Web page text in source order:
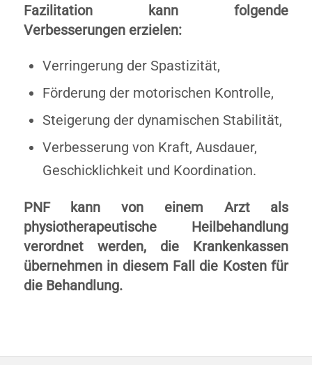
Fazilitation kann folgende
Verbesserungen erzielen:
Verringerung der Spastizität,
Förderung der motorischen Kontrolle,
Steigerung der dynamischen Stabilität,
Verbesserung von Kraft, Ausdauer,
Geschicklichkeit und Koordination.
PNF kann von einem Arzt als
physiotherapeutische Heilbehandlung
verordnet werden, die Krankenkassen
übernehmen in diesem Fall die Kosten für
die Behandlung.